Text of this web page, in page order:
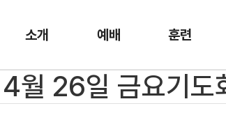
소개 예배 훈련
월 26일 금요기도